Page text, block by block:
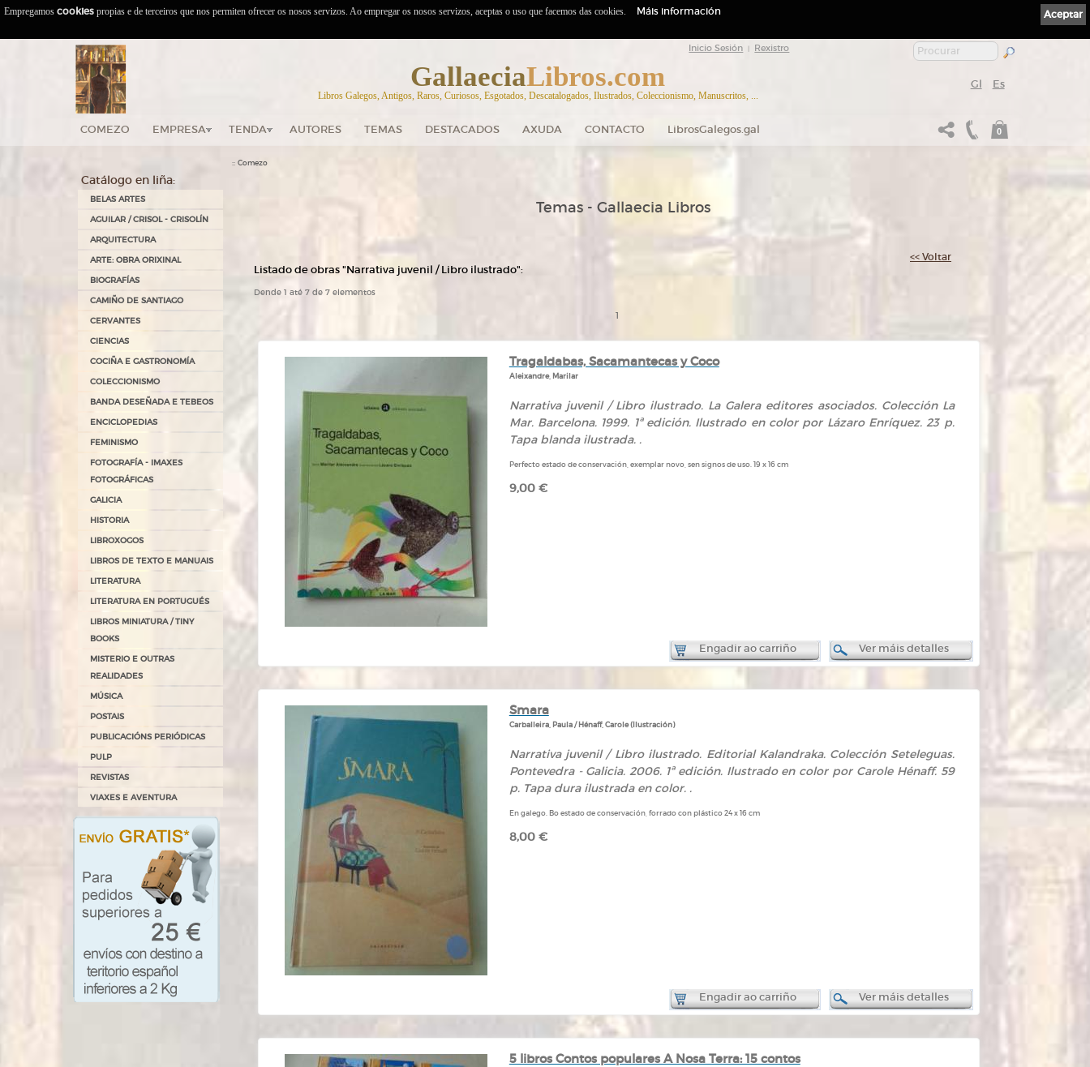
Inicio Sesión Rexistro
GallaeciaLibros.com
Libros Galegos, Antigos, Raros, Curiosos, Esgotados, Descatalogados, Ilustrados, Coleccionismo, Manuscritos, ...
Gl Es
COMEZO EMPRESA TENDA AUTORES TEMAS DESTACADOS AXUDA CONTACTO LibrosGalegos.gal 0
Catálogo en liña:
BELAS ARTES
AGUILAR / CRISOL - CRISOLÍN
ARQUITECTURA
ARTE: OBRA ORIXINAL
BIOGRAFÍAS
CAMIÑO DE SANTIAGO
CERVANTES
CIENCIAS
COCIÑA E GASTRONOMÍA
COLECCIONISMO
BANDA DESEÑADA E TEBEOS
ENCICLOPEDIAS
FEMINISMO
FOTOGRAFÍA - IMAXES
FOTOGRÁFICAS
GALICIA
HISTORIA
LIBROXOGOS
LIBROS DE TEXTO E MANUAIS
LITERATURA
LITERATURA EN PORTUGUÉS
LIBROS MINIATURA / TINY
BOOKS
MISTERIO E OUTRAS
REALIDADES
MÚSICA
POSTAIS
PUBLICACIÓNS PERIÓDICAS
PULP
REVISTAS
VIAXES E AVENTURA
:: Comezo
Temas - Gallaecia Libros
<< Voltar
Listado de obras "Narrativa juvenil / Libro ilustrado":
Dende 1 até 7 de 7 elementos
1
Tragaldabas, Sacamantecas y Coco
Aleixandre, Marilar
Narrativa juvenil / Libro ilustrado. La Galera editores asociados. Colección La
Mar. Barcelona. 1999. 1ª edición. Ilustrado en color por Lázaro Enríquez. 23 p.
Tapa blanda ilustrada. .
Perfecto estado de conservación, exemplar novo, sen signos de uso. 19 x 16 cm
9,00 €
Engadir ao carriño Ver máis detalles
Smara
Carballeira, Paula / Hénaff, Carole (Ilustración)
Narrativa juvenil / Libro ilustrado. Editorial Kalandraka. Colección Seteleguas.
Pontevedra - Galicia. 2006. 1ª edición. Ilustrado en color por Carole Hénaff. 59
p. Tapa dura ilustrada en color. .
En galego. Bo estado de conservación, forrado con plástico 24 x 16 cm
8,00 €
Engadir ao carriño Ver máis detalles
5 libros Contos populares A Nosa Terra: 15 contos
Aceptar
Empregamos cookies propias e de terceiros que nos permiten ofrecer os nosos servizos. Ao empregar os nosos servizos, aceptas o uso que facemos das cookies. Máis información